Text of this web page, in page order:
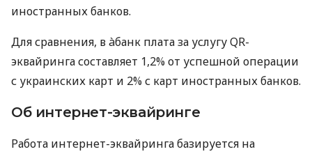
иностранных банков.
Для сравнения, в àбанк плата за услугу QR-
эквайринга составляет 1,2% от успешной операции
с украинских карт и 2% с карт иностранных банков.
Об интернет-эквайринге
Работа интернет-эквайринга базируется на